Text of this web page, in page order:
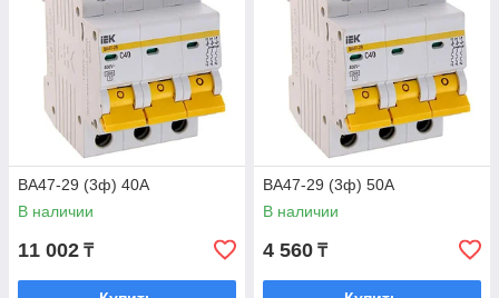
ВА47-29 (3ф) 40А
В наличии
11 002 ₸
ВА47-29 (3ф) 50А
В наличии
4 560 ₸